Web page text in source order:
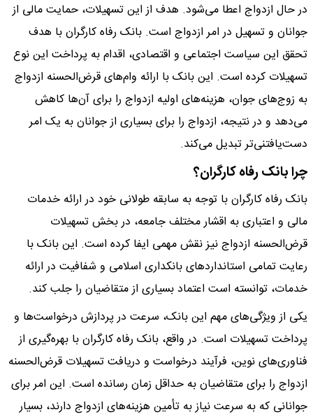
در حال ازدواج اعطا می‌شود. هدف از این تسهیلات، حمایت مالی از
جوانان و تسهیل در امر ازدواج است. بانک رفاه کارگران با هدف
تحقق این سیاست اجتماعی و اقتصادی، اقدام به پرداخت این نوع
تسهیلات کرده است. این بانک با ارائه وام‌های قرض‌الحسنه ازدواج
به زوج‌های جوان، هزینه‌های اولیه ازدواج را برای آن‌ها کاهش
می‌دهد و در نتیجه، ازدواج را برای بسیاری از جوانان به یک امر
دست‌یافتنی‌تر تبدیل می‌کند.
چرا بانک رفاه کارگران؟
بانک رفاه کارگران با توجه به سابقه طولانی خود در ارائه خدمات
مالی و اعتباری به اقشار مختلف جامعه، در بخش تسهیلات
قرض‌الحسنه ازدواج نیز نقش مهمی ایفا کرده است. این بانک با
رعایت تمامی استانداردهای بانکداری اسلامی و شفافیت در ارائه
خدمات، توانسته است اعتماد بسیاری از متقاضیان را جلب کند.
یکی از ویژگی‌های مهم این بانک، سرعت در پردازش درخواست‌ها و
پرداخت تسهیلات است. در واقع، بانک رفاه کارگران با بهره‌گیری از
فناوری‌های نوین، فرآیند درخواست و دریافت تسهیلات قرض‌الحسنه
ازدواج را برای متقاضیان به حداقل زمان رسانده است. این امر برای
جوانانی که به سرعت نیاز به تأمین هزینه‌های ازدواج دارند، بسیار